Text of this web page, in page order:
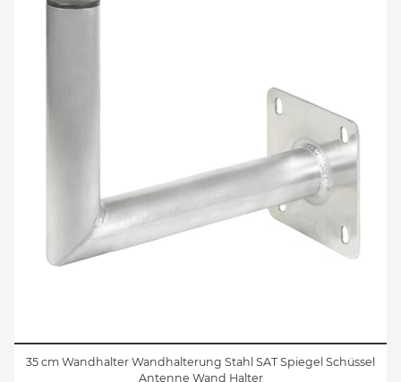
35 cm Wandhalter Wandhalterung Stahl SAT Spiegel Schüssel
Antenne Wand Halter